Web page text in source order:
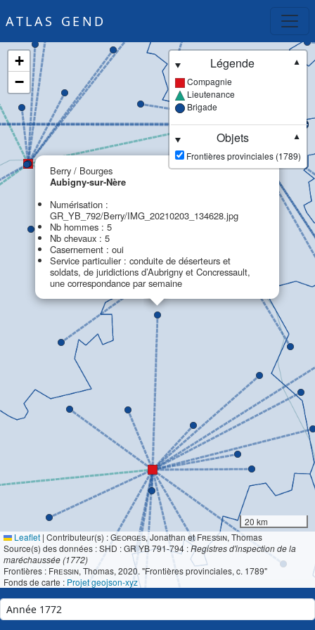
ATLAS GEND
Berry / Bourges
Aubigny-sur-Nère
Numérisation :
GR_YB_792/Berry/IMG_20210203_134628.jpg
Nb hommes : 5
Nb chevaux : 5
Casernement : oui
Service particulier : conduite de déserteurs et
soldats, de juridictions d’Aubrigny et Concressault,
une correspondance par semaine
×
+
−
Légende
▼
Compagnie
Lieutenance
Brigade
Objets
▼
Frontières provinciales (1789)
20 km
Leaflet | Contributeur(s) :Georges, Jonathan etFressin, Thomas
Source(s) des données : SHD : GR YB 791-794 :Registres d'inspection de la
maréchaussée (1772)
Frontières : Fressin, Thomas, 2020. "Frontières provinciales, c. 1789"
Fonds de carte : Projet geojson-xyz